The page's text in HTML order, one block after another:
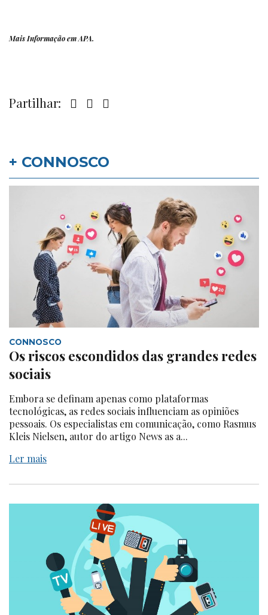
Mais Informação emAPA.
Partilhar:
+ CONNOSCO
CONNOSCO
Os riscos escondidos das grandes redes
sociais
Embora se definam apenas como plataformas
tecnológicas, as redes sociais influenciam as opiniões
pessoais. Os especialistas em comunicação, como Rasmus
Kleis Nielsen, autor do artigo News as a...
Ler mais